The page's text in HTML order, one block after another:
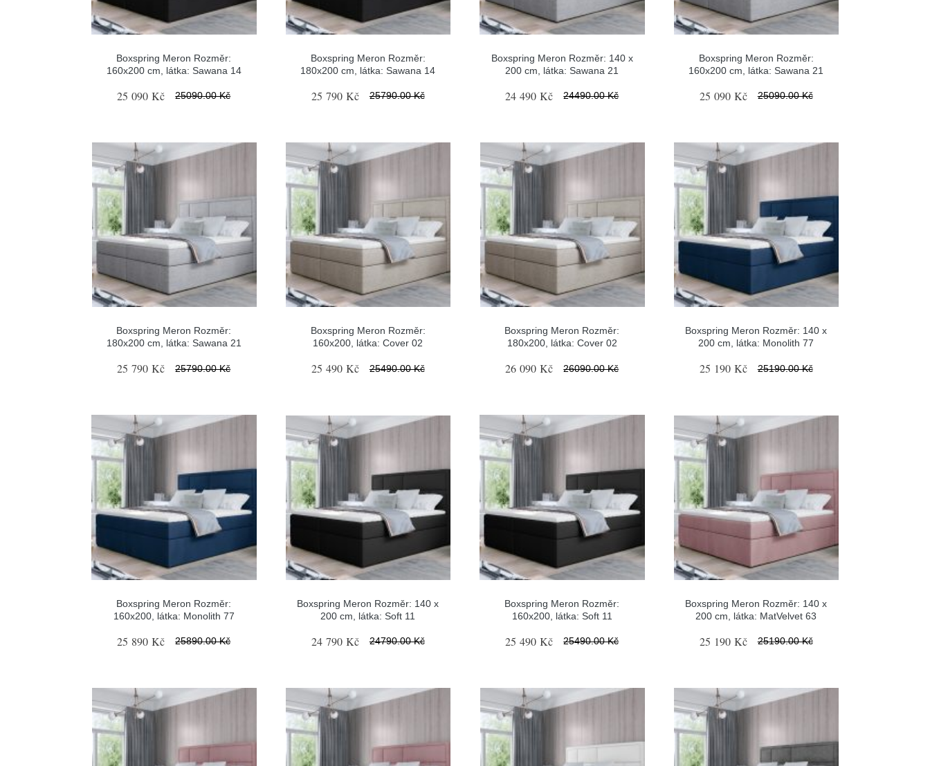
Boxspring Meron Rozměr:
160x200 cm, látka: Sawana 14
25 090 Kč 25090.00 Kč
Boxspring Meron Rozměr:
180x200 cm, látka: Sawana 14
25 790 Kč 25790.00 Kč
Boxspring Meron Rozměr: 140 x
200 cm, látka: Sawana 21
24 490 Kč 24490.00 Kč
Boxspring Meron Rozměr:
160x200 cm, látka: Sawana 21
25 090 Kč 25090.00 Kč
Boxspring Meron Rozměr:
180x200 cm, látka: Sawana 21
25 790 Kč 25790.00 Kč
Boxspring Meron Rozměr:
160x200, látka: Cover 02
25 490 Kč 25490.00 Kč
Boxspring Meron Rozměr:
180x200, látka: Cover 02
26 090 Kč 26090.00 Kč
Boxspring Meron Rozměr: 140 x
200 cm, látka: Monolith 77
25 190 Kč 25190.00 Kč
Boxspring Meron Rozměr:
160x200, látka: Monolith 77
25 890 Kč 25890.00 Kč
Boxspring Meron Rozměr: 140 x
200 cm, látka: Soft 11
24 790 Kč 24790.00 Kč
Boxspring Meron Rozměr:
160x200, látka: Soft 11
25 490 Kč 25490.00 Kč
Boxspring Meron Rozměr: 140 x
200 cm, látka: MatVelvet 63
25 190 Kč 25190.00 Kč